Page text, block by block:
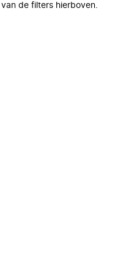
de filters hierboven.